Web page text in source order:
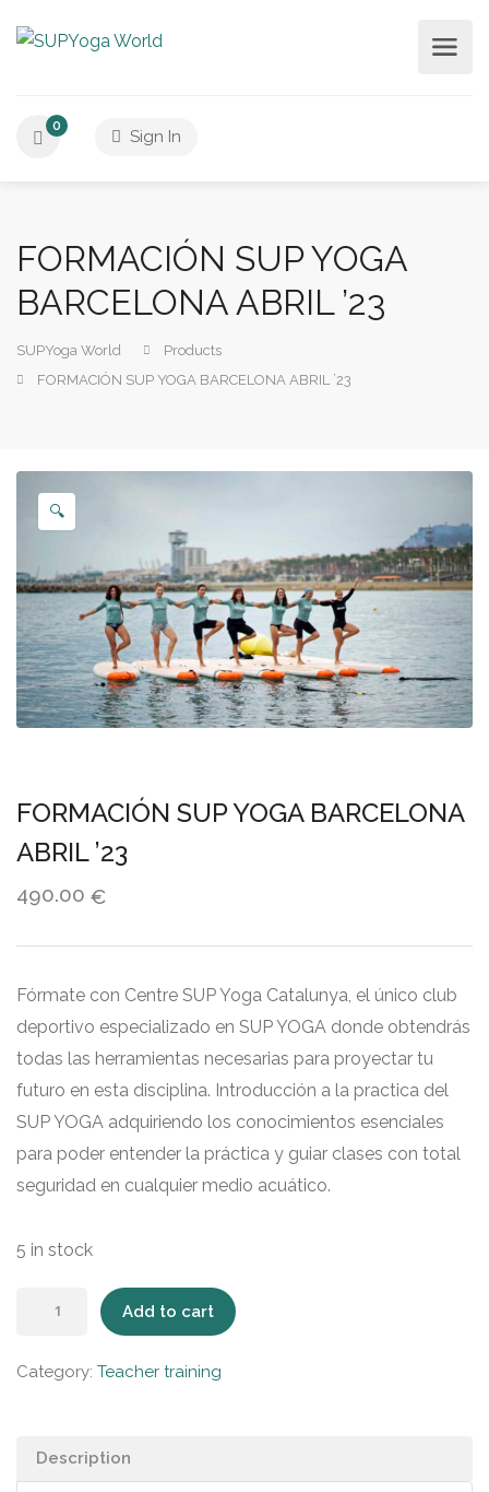
0
Sign In
FORMACIÓN SUP YOGA
BARCELONA ABRIL ’23
SUPYoga World
Products
FORMACIÓN SUP YOGA BARCELONA ABRIL ’23
🔍
FORMACIÓN SUP YOGA BARCELONA
ABRIL ’23
490.00 €
Fórmate con Centre SUP Yoga Catalunya, el único club
deportivo especializado en SUP YOGA donde obtendrás
todas las herramientas necesarias para proyectar tu
futuro en esta disciplina. Introducción a la practica del
SUP YOGA adquiriendo los conocimientos esenciales
para poder entender la práctica y guiar clases con total
seguridad en cualquier medio acuático.
5 in stock
Add to cart
Category: Teacher training
Description